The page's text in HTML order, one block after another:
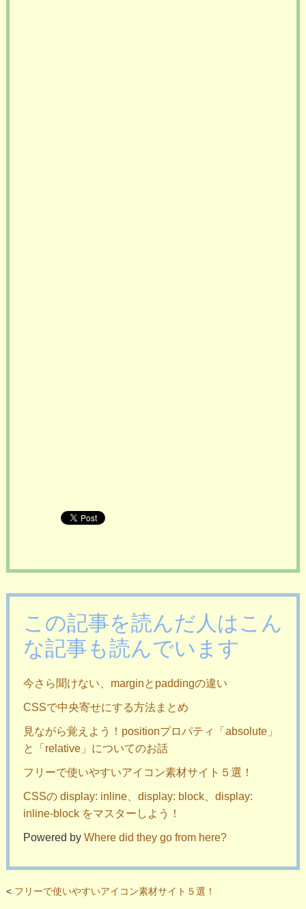
この記事を読んだ人はこん
な記事も読んでいます
今さら聞けない、marginとpaddingの違い
CSSで中央寄せにする方法まとめ
見ながら覚えよう！positionプロパティ「absolute」
と「relative」についてのお話
フリーで使いやすいアイコン素材サイト５選！
CSSの display: inline、display: block、display:
inline-block をマスターしよう！
Powered by Where did they go from here?
< フリーで使いやすいアイコン素材サイト５選！